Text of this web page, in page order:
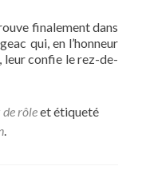
finalement dans
qui, en l’honneur
leur confie le rez-de-
de rôleet étiqueté
.